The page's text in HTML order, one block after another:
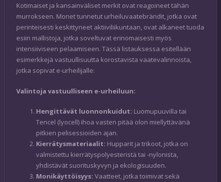
Kotimaiset ja kansainväliset merkit ovat reagoineet tähän
murrokseen. Monet tunnetut urheiluvaatebrändit, jotka ovat
perinteisesti keskittyneet aktiiviliikuntaan, ovat alkaneet tuoda
esiin mallistoja, jotka soveltuvat erinomaisesti myös
intensiiviseen pelaamiseen. Tässä listauksessa esitellään
esimerkkejä vastuullisuutta korostavista vaatevalinnoista,
jotka sopivat e-urheilijalle:
Valintoja vastuulliseen e-urheiluun:
Hengittävät luonnonkuidut: Luomupuuvilla tai
Tencel (lyocell) ihoa vasten pitää olon miellyttävänä
pitkien pelisessioiden ajan.
Kierrätysmateriaalit: Hupparit ja trikoot, jotka on
valmistettu kierrätyspolyesteristä tai -nylonista,
yhdistävät suorituskyvyn ja ekologisuuden.
Monikäyttöisyys: Vaatteet, jotka toimivat sekä